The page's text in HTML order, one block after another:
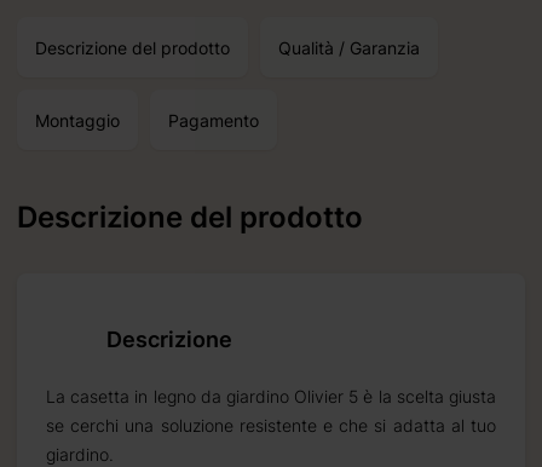
Descrizione del prodotto Qualità / Garanzia
Montaggio Pagamento
Descrizione del prodotto
Descrizione
La casetta in legno da giardino Olivier 5 è la scelta giusta
se cerchi una soluzione resistente e che si adatta al tuo
giardino.